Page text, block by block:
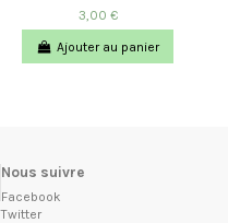
3,00 €
Ajouter au panier
Nous suivre
Facebook
Twitter